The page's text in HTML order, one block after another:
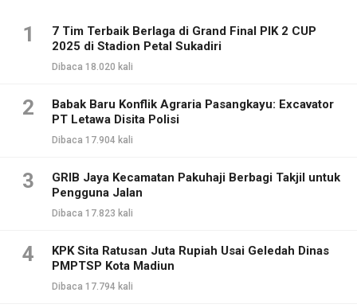
1
7 Tim Terbaik Berlaga di Grand Final PIK 2 CUP
2025 di Stadion Petal Sukadiri
Dibaca 18.020 kali
2
Babak Baru Konflik Agraria Pasangkayu: Excavator
PT Letawa Disita Polisi
Dibaca 17.904 kali
3
GRIB Jaya Kecamatan Pakuhaji Berbagi Takjil untuk
Pengguna Jalan
Dibaca 17.823 kali
4
KPK Sita Ratusan Juta Rupiah Usai Geledah Dinas
PMPTSP Kota Madiun
Dibaca 17.794 kali